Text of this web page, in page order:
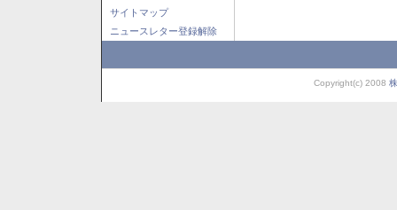
サイトマップ
ニュースレター登録解除
Copyright(c) 2008